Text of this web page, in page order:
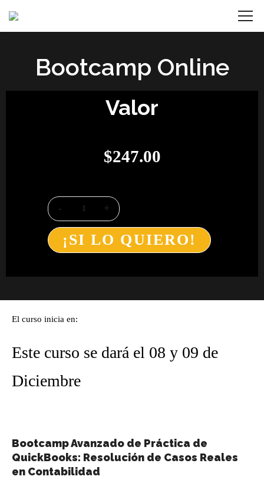
Bootcamp Online
Valor
$247.00
¡SI LO QUIERO!
El curso inicia en:
Este curso se dará el 08 y 09 de
Diciembre
Bootcamp Avanzado de Práctica de
QuickBooks: Resolución de Casos Reales
en Contabilidad